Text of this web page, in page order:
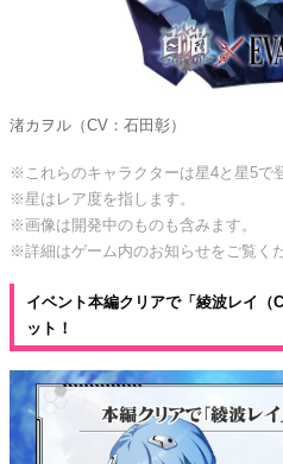
渚カヲル（CV：石田彰）
※これらのキャラクターは星4と星5で
※星はレア度を指します。
※画像は開発中のものも含みます。
※詳細はゲーム内のお知らせをご覧く
イベント本編クリアで「綾波レイ（
ット！